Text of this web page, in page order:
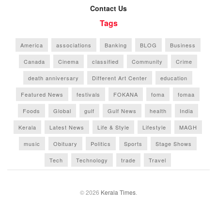
Contact Us
Tags
America associations Banking BLOG Business
Canada Cinema classified Community Crime
death anniversary Different Art Center education
Featured News festivals FOKANA foma fomaa
Foods Global gulf Gulf News health India
Kerala Latest News Life & Style Lifestyle MAGH
music Obituary Politics Sports Stage Shows
Tech Technology trade Travel
© 2026 Kerala Times